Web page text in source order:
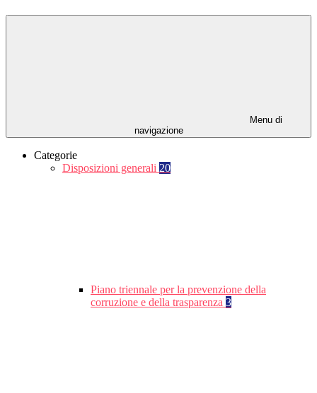
Menu di
navigazione
Categorie
Disposizioni generali 20
Piano triennale per la prevenzione della
corruzione e della trasparenza 3